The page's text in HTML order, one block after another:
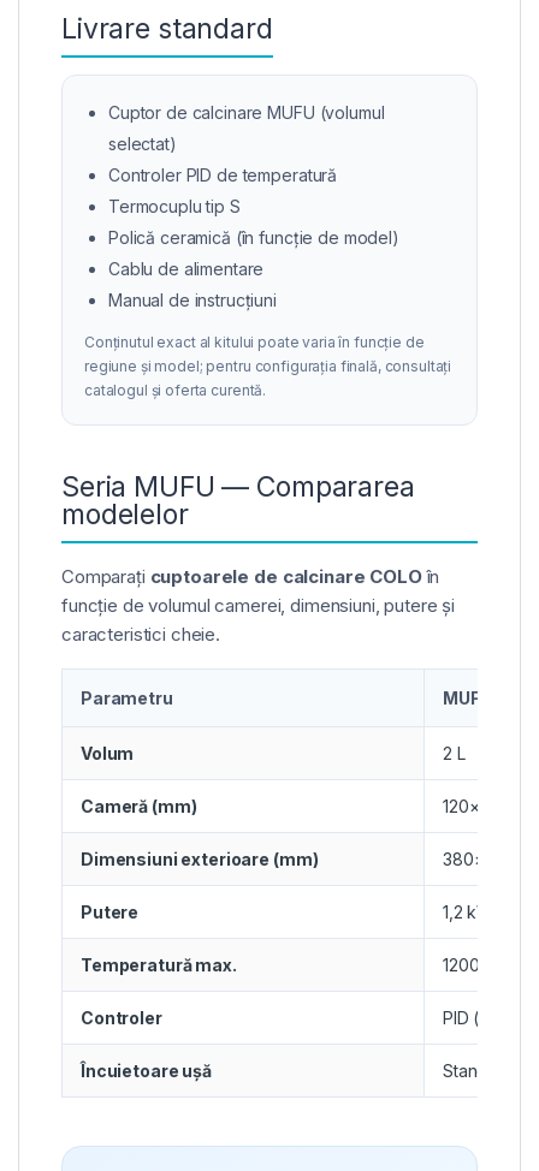
Livrare standard
Cuptor de calcinare MUFU (volumul
selectat)
Controler PID de temperatură
Termocuplu tip S
Polică ceramică (în funcție de model)
Cablu de alimentare
Manual de instrucțiuni
Conținutul exact al kitului poate varia în funcție de
regiune și model; pentru configurația finală, consultați
catalogul și oferta curentă.
Seria MUFU — Compararea
modelelor
Comparați cuptoarele de calcinare COLOîn
funcție de volumul camerei, dimensiuni, putere și
caracteristici cheie.
Parametru MUFU‑2
Volum 2 L
Cameră (mm)
Dimensiuni exterioare (mm)
Putere 1,2 kW
Temperatură max. 1200°C
Controler PID
Încuietoare ușă Standard